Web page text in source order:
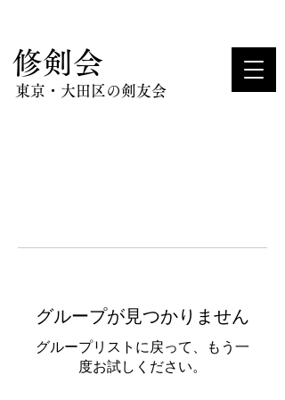
​修剣会
東京・大田区の剣友会
グループが見つかりません
グループリストに戻って、もう一
度お試しください。